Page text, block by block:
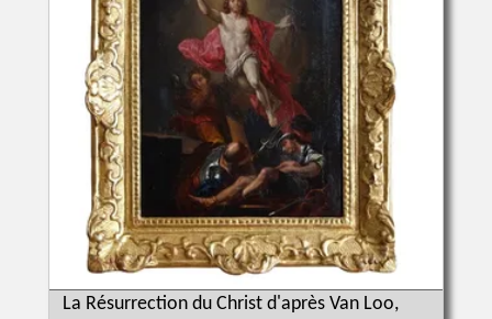
La Résurrection du Christ d'après Van Loo,